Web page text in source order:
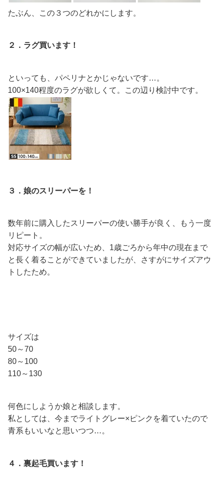
たぶん、この３つのどれかにします。
２．ラグ買います！
といっても、パペリナとかじゃないです…。
100×140程度のラグが欲しくて。この辺り検討中です。
３．娘のスリーパーを！
数年前に購入したスリーパーの使い勝手が良く、もう一度
リピート。
対応サイズの幅が広いため、1歳ごろから年中の現在まで
と長く着ることができていましたが、さすがにサイズアウ
トしたため。
サイズは
50～70
80～100
110～130
何色にしようか娘と相談します。
私としては、今までライトグレー×ピンクを着ていたので
青系もいいなと思いつつ…。
４．裏起毛買います！